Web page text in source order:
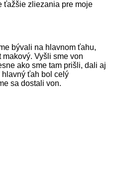
ťažšie zliezania pre moje
bývali na hlavnom ťahu,
Vyšli sme von
ako sme tam prišli, dali aj
hlavný ťah bol celý
sa dostali von.